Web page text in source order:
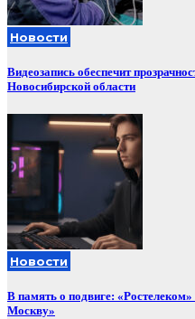
Новости
Видеозапись обеспечит
Новосибирской области
Новости
В память о подвиге:
Москву»